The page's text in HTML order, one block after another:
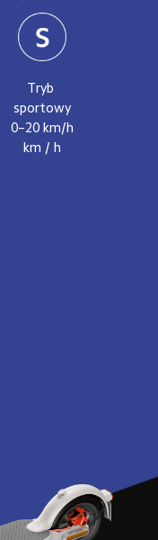
Tryb
sportowy
0–20 km/h
km / h